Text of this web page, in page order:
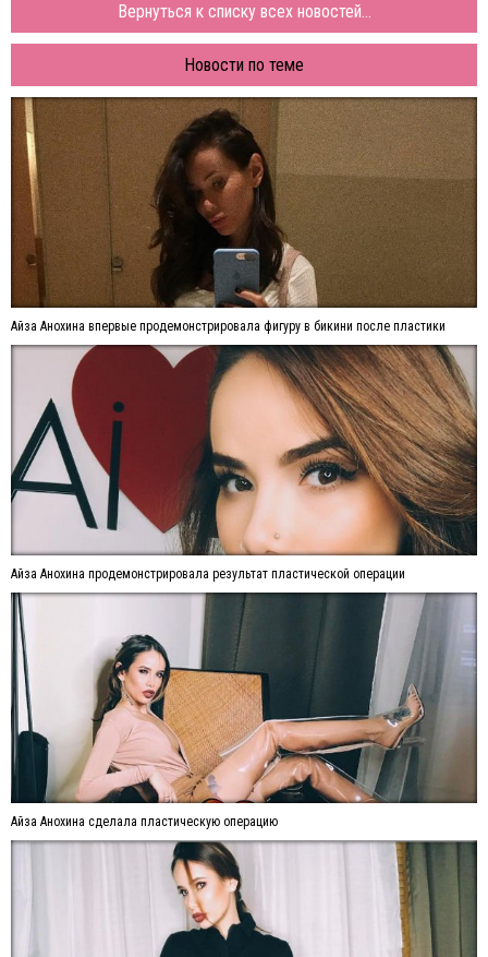
Вернуться к списку всех новостей...
Новости по теме
Айза Анохина впервые продемонстрировала фигуру в бикини после пластики
Айза Анохина продемонстрировала результат пластической операции
Айза Анохина сделала пластическую операцию